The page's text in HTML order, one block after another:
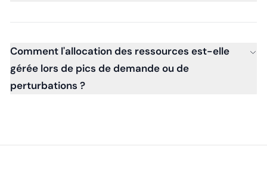
Comment l'allocation des ressources est-elle
gérée lors de pics de demande ou de
perturbations ?